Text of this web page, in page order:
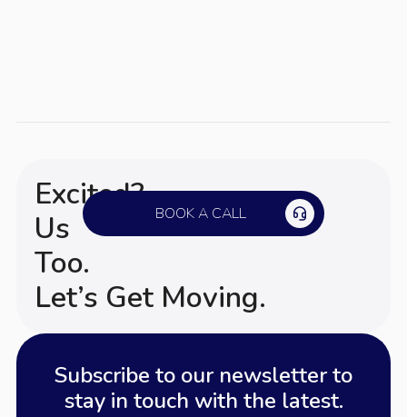
Excited?
Us
Too.
Let’s Get Moving.
BOOK A CALL
Subscribe to our newsletter to
stay in touch with the latest.